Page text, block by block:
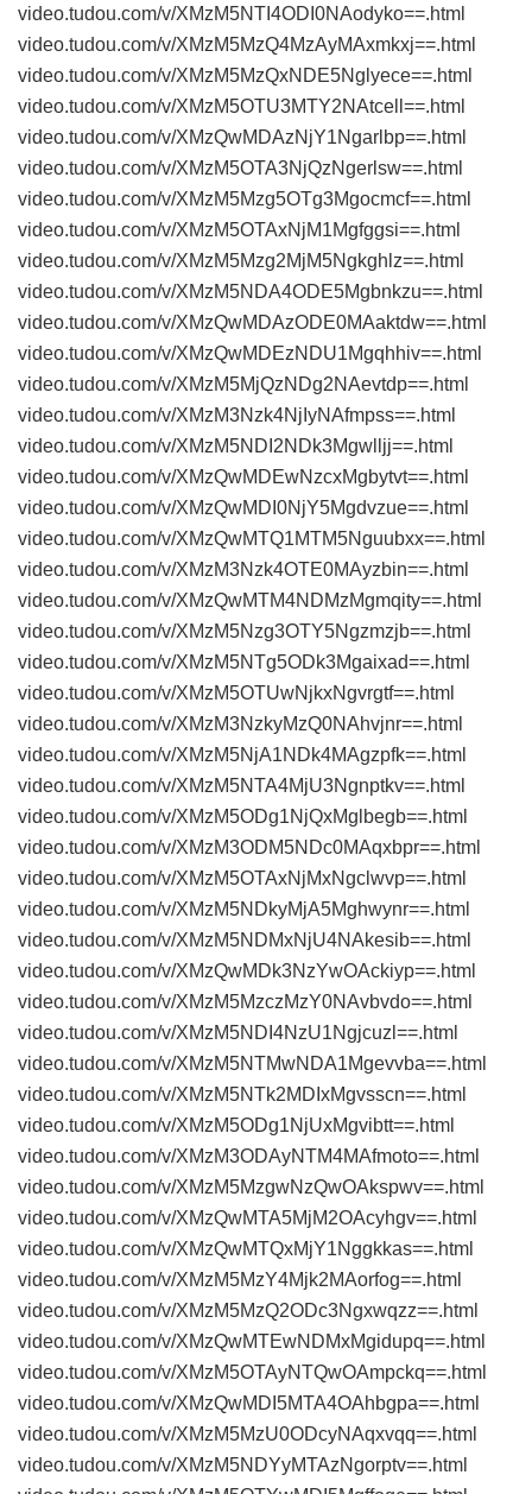
video.tudou.com/v/XMzM5NTI4ODI0NAodyko==.html
video.tudou.com/v/XMzM5MzQ4MzAyMAxmkxj==.html
video.tudou.com/v/XMzM5MzQxNDE5Nglyece==.html
video.tudou.com/v/XMzM5OTU3MTY2NAtcell==.html
video.tudou.com/v/XMzQwMDAzNjY1Ngarlbp==.html
video.tudou.com/v/XMzM5OTA3NjQzNgerlsw==.html
video.tudou.com/v/XMzM5Mzg5OTg3Mgocmcf==.html
video.tudou.com/v/XMzM5OTAxNjM1Mgfggsi==.html
video.tudou.com/v/XMzM5Mzg2MjM5Ngkghlz==.html
video.tudou.com/v/XMzM5NDA4ODE5Mgbnkzu==.html
video.tudou.com/v/XMzQwMDAzODE0MAaktdw==.html
video.tudou.com/v/XMzQwMDEzNDU1Mgqhhiv==.html
video.tudou.com/v/XMzM5MjQzNDg2NAevtdp==.html
video.tudou.com/v/XMzM3Nzk4NjIyNAfmpss==.html
video.tudou.com/v/XMzM5NDI2NDk3Mgwlljj==.html
video.tudou.com/v/XMzQwMDEwNzcxMgbytvt==.html
video.tudou.com/v/XMzQwMDI0NjY5Mgdvzue==.html
video.tudou.com/v/XMzQwMTQ1MTM5Nguubxx==.html
video.tudou.com/v/XMzM3Nzk4OTE0MAyzbin==.html
video.tudou.com/v/XMzQwMTM4NDMzMgmqity==.html
video.tudou.com/v/XMzM5Nzg3OTY5Ngzmzjb==.html
video.tudou.com/v/XMzM5NTg5ODk3Mgaixad==.html
video.tudou.com/v/XMzM5OTUwNjkxNgvrgtf==.html
video.tudou.com/v/XMzM3NzkyMzQ0NAhvjnr==.html
video.tudou.com/v/XMzM5NjA1NDk4MAgzpfk==.html
video.tudou.com/v/XMzM5NTA4MjU3Ngnptkv==.html
video.tudou.com/v/XMzM5ODg1NjQxMglbegb==.html
video.tudou.com/v/XMzM3ODM5NDc0MAqxbpr==.html
video.tudou.com/v/XMzM5OTAxNjMxNgclwvp==.html
video.tudou.com/v/XMzM5NDkyMjA5Mghwynr==.html
video.tudou.com/v/XMzM5NDMxNjU4NAkesib==.html
video.tudou.com/v/XMzQwMDk3NzYwOAckiyp==.html
video.tudou.com/v/XMzM5MzczMzY0NAvbvdo==.html
video.tudou.com/v/XMzM5NDI4NzU1Ngjcuzl==.html
video.tudou.com/v/XMzM5NTMwNDA1Mgevvba==.html
video.tudou.com/v/XMzM5NTk2MDIxMgvsscn==.html
video.tudou.com/v/XMzM5ODg1NjUxMgvibtt==.html
video.tudou.com/v/XMzM3ODAyNTM4MAfmoto==.html
video.tudou.com/v/XMzM5MzgwNzQwOAkspwv==.html
video.tudou.com/v/XMzQwMTA5MjM2OAcyhgv==.html
video.tudou.com/v/XMzQwMTQxMjY1Nggkkas==.html
video.tudou.com/v/XMzM5MzY4Mjk2MAorfog==.html
video.tudou.com/v/XMzM5MzQ2ODc3Ngxwqzz==.html
video.tudou.com/v/XMzQwMTEwNDMxMgidupq==.html
video.tudou.com/v/XMzM5OTAyNTQwOAmpckq==.html
video.tudou.com/v/XMzQwMDI5MTA4OAhbgpa==.html
video.tudou.com/v/XMzM5MzU0ODcyNAqxvqq==.html
video.tudou.com/v/XMzM5NDYyMTAzNgorptv==.html